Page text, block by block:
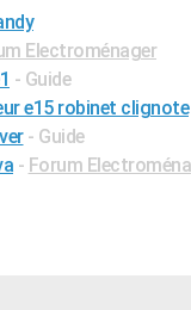
Electroménager
- Guide
e15 robinet clignote
- Guide
- Forum